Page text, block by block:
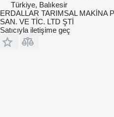
Türkiye, Balıkesir
ERDALLAR TARIMSAL MAKİNA
SAN. VE TİC. LTD ŞTİ
Satıcıyla iletişime geç